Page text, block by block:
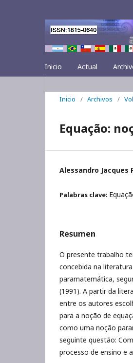
Inicio Actual
Inicio / Archivos /
Equação:
Alessandro Jacques
Palabras clave:
Resumen
O presente trabalho
concebida na
paramatemática,
(1991). A partir da
entre os autores
para a noção de
como uma noção
seguinte questão:
processo de ensino e